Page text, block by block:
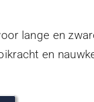
lange en
en